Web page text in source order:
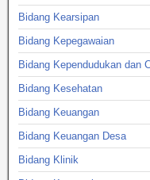
Bidang Kearsipan
Bidang Kepegawaian
Bidang Kependudukan dan
Bidang Kesehatan
Bidang Keuangan
Bidang Keuangan Desa
Bidang Klinik